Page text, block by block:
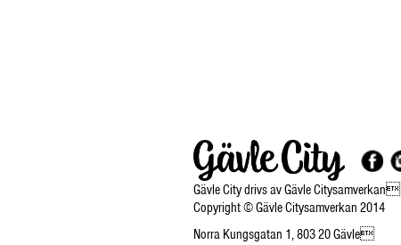
Gävle City drivs av Gävle Citysamverkan
Copyright © Gävle Citysamverkan 2014
Norra Kungsgatan 1, 803 20 Gävle